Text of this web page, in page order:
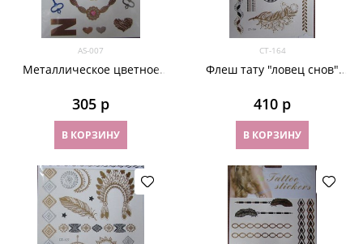
AS-007
Металлическое цветное
305 р
В КОРЗИНУ
СТ-164
Флеш тату "ловец снов"
410 р
В КОРЗИНУ